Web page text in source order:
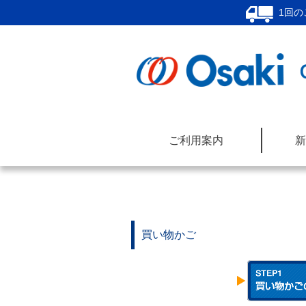
1回の
ご利用案内
買い物かご